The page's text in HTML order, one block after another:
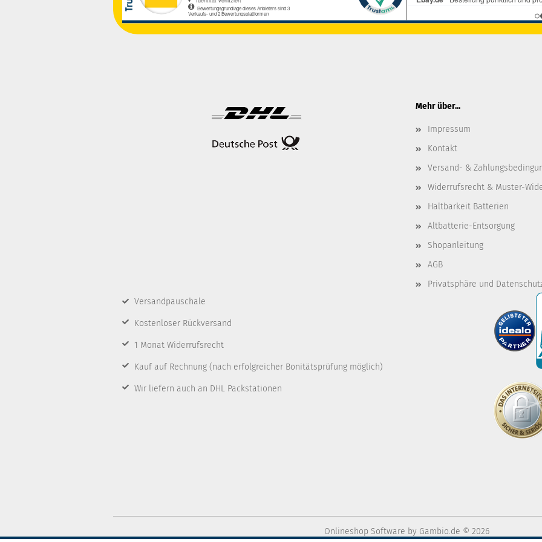
Mehr über...
Impressum
Kontakt
Versand- &
Widerrufsrecht & Muster-
Haltbarkeit Batterien
Altbatterie-Entsorgung
Shopanleitung
AGB
Privatsphäre und
Versandpauschale
Kostenloser Rückversand
1 Monat Widerrufsrecht
Kauf auf Rechnung (nach erfolgreicher Bonitätsprüfung möglich)
Wir liefern auch an DHL Packstationen
Onlineshop Software by Gambio.de © 2026